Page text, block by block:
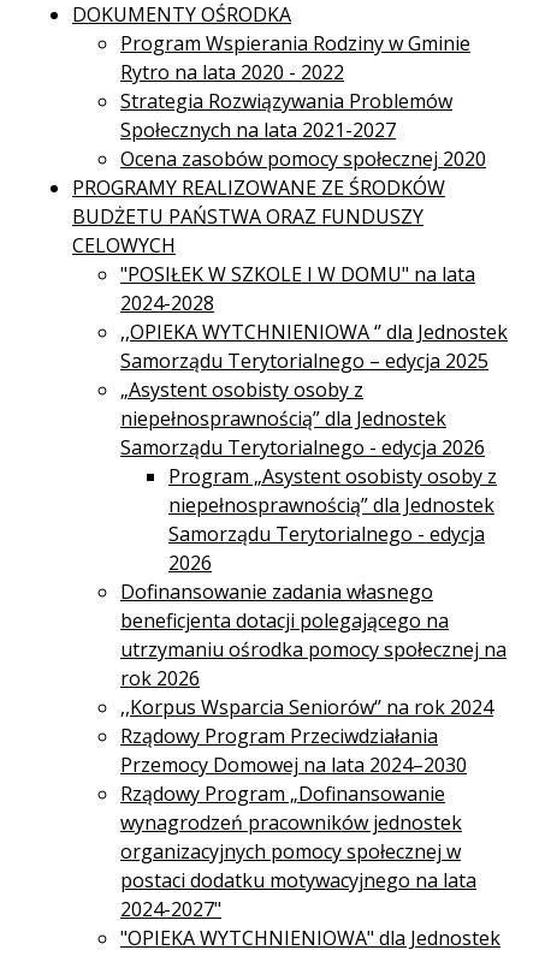
DOKUMENTY OŚRODKA
Program Wspierania Rodziny w Gminie
Rytro na lata 2020 - 2022
Strategia Rozwiązywania Problemów
Społecznych na lata 2021-2027
Ocena zasobów pomocy społecznej 2020
PROGRAMY REALIZOWANE ZE ŚRODKÓW
BUDŻETU PAŃSTWA ORAZ FUNDUSZY
CELOWYCH
"POSIŁEK W SZKOLE I W DOMU" na lata
2024-2028
,,OPIEKA WYTCHNIENIOWA ‘’ dla Jednostek
Samorządu Terytorialnego – edycja 2025
„Asystent osobisty osoby z
niepełnosprawnością” dla Jednostek
Samorządu Terytorialnego - edycja 2026
Program „Asystent osobisty osoby z
niepełnosprawnością” dla Jednostek
Samorządu Terytorialnego - edycja
2026
Dofinansowanie zadania własnego
beneficjenta dotacji polegającego na
utrzymaniu ośrodka pomocy społecznej na
rok 2026
,,Korpus Wsparcia Seniorów‘’ na rok 2024
Rządowy Program Przeciwdziałania
Przemocy Domowej na lata 2024–2030
Rządowy Program „Dofinansowanie
wynagrodzeń pracowników jednostek
organizacyjnych pomocy społecznej w
postaci dodatku motywacyjnego na lata
2024-2027"
"OPIEKA WYTCHNIENIOWA" dla Jednostek